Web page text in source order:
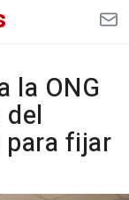
la ONG
para fijar